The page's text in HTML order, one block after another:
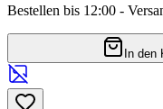
Bestellen bis 12:00 -
In den